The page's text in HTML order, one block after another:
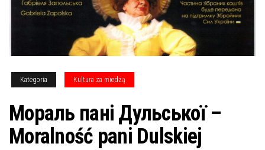
Kategoria Kultura za miedzą
Мораль пані Дульської –
Moralność pani Dulskiej